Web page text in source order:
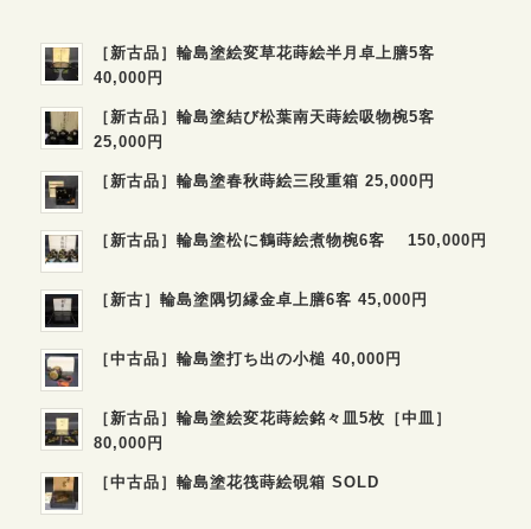
［新古品］輪島塗絵変草花蒔絵半月卓上膳5客
40,000円
［新古品］輪島塗結び松葉南天蒔絵吸物椀5客
25,000円
［新古品］輪島塗春秋蒔絵三段重箱 25,000円
［新古品］輪島塗松に鶴蒔絵煮物椀6客 150,000円
［新古］輪島塗隅切縁金卓上膳6客 45,000円
［中古品］輪島塗打ち出の小槌 40,000円
［新古品］輪島塗絵変花蒔絵銘々皿5枚［中皿］
80,000円
［中古品］輪島塗花筏蒔絵硯箱 SOLD